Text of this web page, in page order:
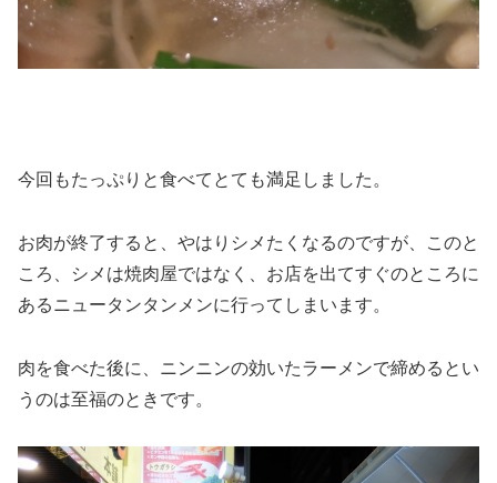
今回もたっぷりと食べてとても満足しました。
お肉が終了すると、やはりシメたくなるのですが、このと
ころ、シメは焼肉屋ではなく、お店を出てすぐのところに
あるニュータンタンメンに行ってしまいます。
肉を食べた後に、ニンニンの効いたラーメンで締めるとい
うのは至福のときです。